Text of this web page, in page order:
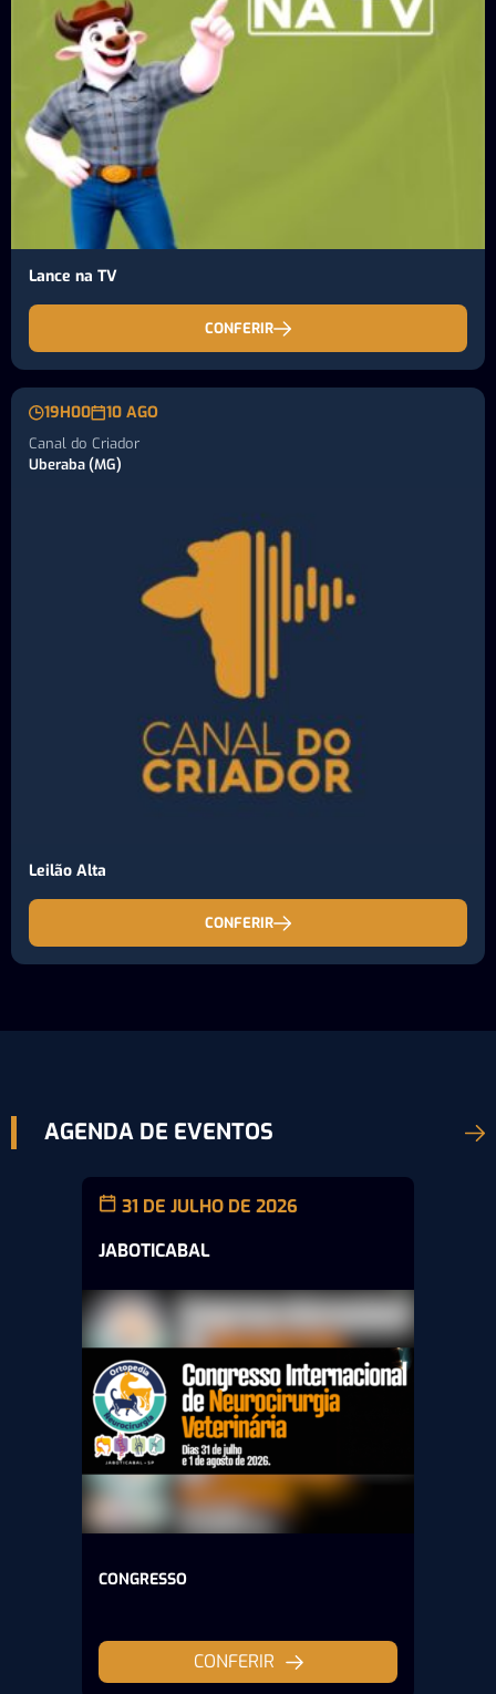
Lance na TV
CONFERIR
19H00 10 AGO
Canal do Criador
Uberaba (MG)
Leilão Alta
CONFERIR
AGENDA DE EVENTOS
31 DE JULHO DE 2026
JABOTICABAL
CONGRESSO
CONFERIR